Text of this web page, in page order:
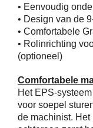
• Eenvoudig
• Design van de
• Comfortabele
• Rolinrichting
(optioneel)
Comfortabele
Het EPS-
voor soepel
de machinist.